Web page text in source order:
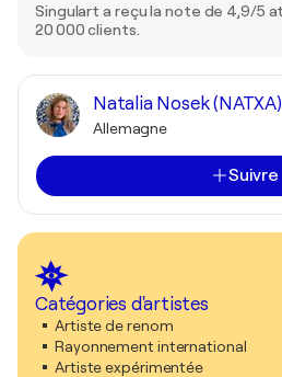
Singulart a reçu la note de 4,9/5
20 000 clients.
Natalia Nosek (NATXA)
Allemagne
Suivre
Catégories d'artistes
Artiste de renom
Rayonnement international
Artiste expérimentée